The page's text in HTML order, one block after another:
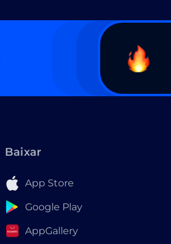
Baixar
App Store
Google Play
AppGallery